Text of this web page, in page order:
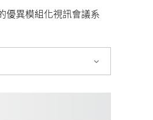
優異模組化視訊會議系